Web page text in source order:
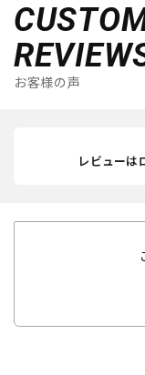
お客様の声
レビューは